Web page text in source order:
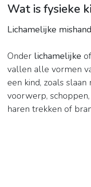
Wat is fysieke
Lichamelijke
Onder lichamelijke of
vallen alle vormen
een kind, zoals
voorwerp,
haren trekken of